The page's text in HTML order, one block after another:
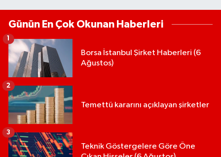
Günün En Çok Okunan Haberleri
Borsa İstanbul Şirket Haberleri (6
Ağustos)
Temettü kararını açıklayan şirketler
2
Teknik Göstergelere Göre Öne
3